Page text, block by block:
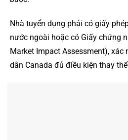
Nhà tuyển dụng phải có giấy
nước ngoài hoặc có Giấy chứng
Market Impact Assessment), xác
dân Canada đủ điều kiện thay